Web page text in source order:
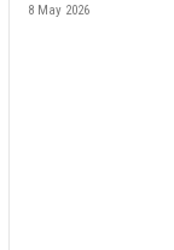
8 May 2026